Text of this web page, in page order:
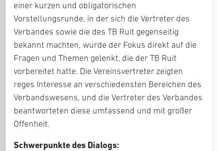
einer kurzen und obligatorischen
Vorstellungsrunde, in der sich die Vertreter des
Verbandes sowie die des TB Ruit gegenseitig
bekannt machten, wurde der Fokus direkt auf die
Fragen und Themen gelenkt, die der TB Ruit
vorbereitet hatte. Die Vereinsvertreter zeigten
reges Interesse an verschiedensten Bereichen des
Verbandswesens, und die Vertreter des Verbandes
beantworteten diese umfassend und mit großer
Offenheit.
Schwerpunkte des Dialogs: